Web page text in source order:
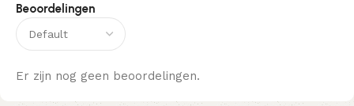
Beoordelingen
Er zijn nog geen beoordelingen.